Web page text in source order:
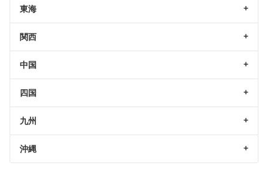
東海
関西
中国
四国
九州
沖縄